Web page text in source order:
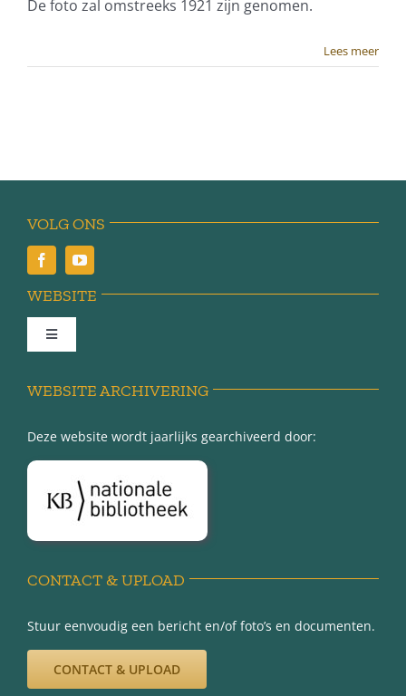
De foto zal omstreeks 1921 zijn genomen.
Lees meer
VOLG ONS
WEBSITE
Toggle
Over Minnertsga
Disclaimer
WEBSITE ARCHIVERING
Deze website wordt jaarlijks gearchiveerd door:
CONTACT & UPLOAD
Stuur eenvoudig een bericht en/of foto’s en documenten.
CONTACT & UPLOAD